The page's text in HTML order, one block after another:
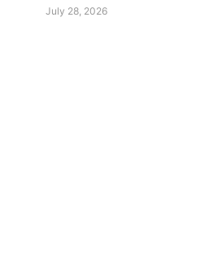
July 28, 2026